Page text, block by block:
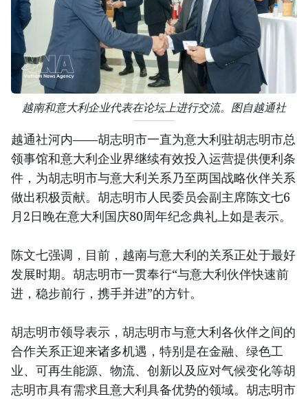
越南和意大利企业代表在论坛上进行交流。图自越通社
越通社河内——胡志明市一直为意大利驻胡志明市总
领事馆和意大利企业界继续有效投入运营提供便利条
件，为胡志明市与意大利关系乃至两国战略伙伴关系
做出积极贡献。胡志明市人民委员会副主席陈文七6
月2日晚在意大利国庆80周年纪念典礼上如是表示。
陈文七强调，目前，越南与意大利的关系正处于最好
发展时期。胡志明市一贯奉行“与意大利伙伴快速前
进，稳步前行，携手并进”的方针。
胡志明市领导表示，胡志明市与意大利各伙伴之间的
合作关系正迎来诸多机遇，特别是在金融、绿色工
业、可再生能源、物流、创新以及应对气候变化等胡
志明市具有需求且意大利具备优势的领域。胡志明市